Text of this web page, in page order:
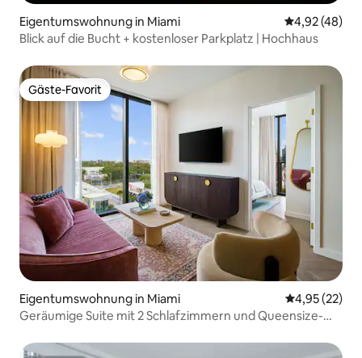
Eigentumswohnung in Miami
4,92 (48)
Blick auf die Bucht + kostenloser Parkplatz | Hochhaus
Gäste-Favorit
Gäste-Favorit
Eigentumswohnung in Miami
4,95 (22)
Geräumige Suite mit 2 Schlafzimmern und Queensize-